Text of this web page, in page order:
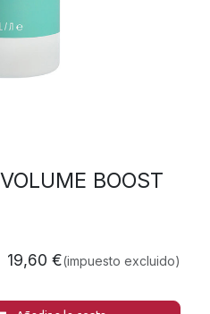
BOOST
19,60 €(impuesto excluido)